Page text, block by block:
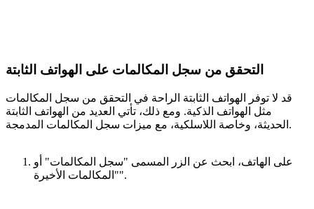
التحقق من سجل المكالمات على الهواتف الثابتة
قد لا توفر الهواتف الثابتة الراحة في التحقق من سجل المكالمات
مثل الهواتف الذكية. ومع ذلك، تأتي العديد من الهواتف الثابتة
الحديثة، وخاصة اللاسلكية، مع ميزات سجل المكالمات المدمجة.
على الهاتف، ابحث عن الزر المسمى "سجل المكالمات" أو
"المكالمات الأخيرة".